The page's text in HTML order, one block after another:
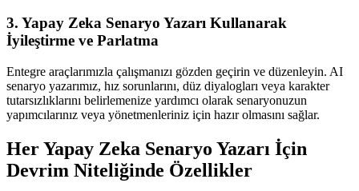
3. Yapay Zeka Senaryo Yazarı Kullanarak
İyileştirme ve Parlatma
Entegre araçlarımızla çalışmanızı gözden geçirin ve düzenleyin. AI
senaryo yazarımız, hız sorunlarını, düz diyalogları veya karakter
tutarsızlıklarını belirlemenize yardımcı olarak senaryonuzun
yapımcılarınız veya yönetmenleriniz için hazır olmasını sağlar.
Her Yapay Zeka Senaryo Yazarı İçin
Devrim Niteliğinde Özellikler